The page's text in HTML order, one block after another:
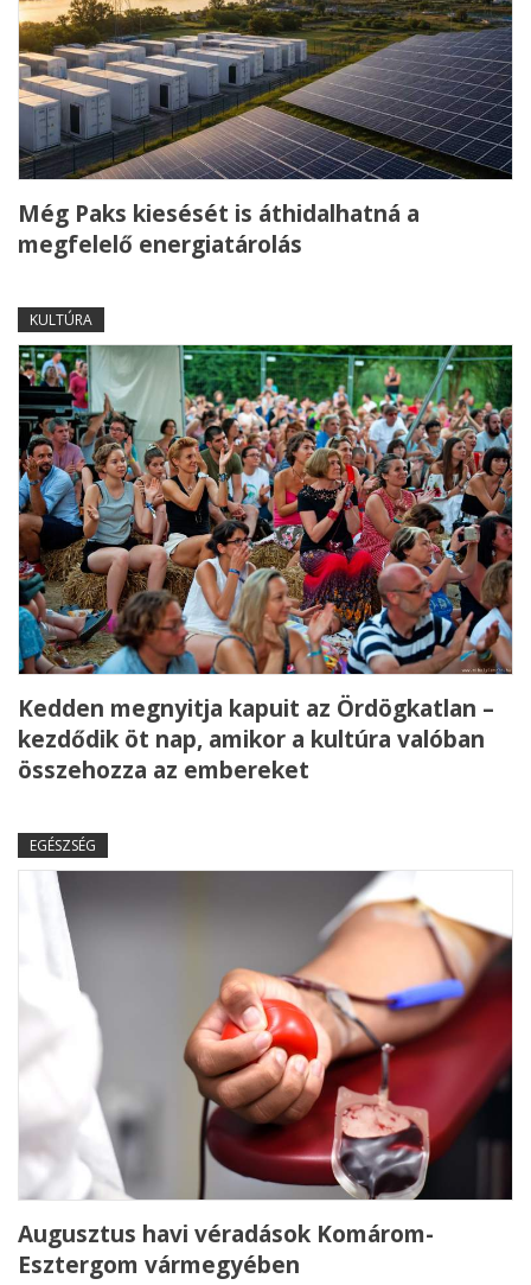
Még Paks kiesését is áthidalhatná a
megfelelő energiatárolás
KULTÚRA
Kedden megnyitja kapuit az Ördögkatlan –
kezdődik öt nap, amikor a kultúra valóban
összehozza az embereket
EGÉSZSÉG
Augusztus havi véradások Komárom-
Esztergom vármegyében